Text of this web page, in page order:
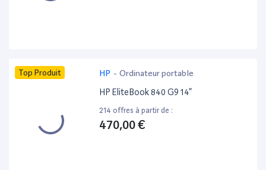
Top Produit HP - Ordinateur portable
HP EliteBook 840 G9 14”
214 offres à partir de :
470,00 €